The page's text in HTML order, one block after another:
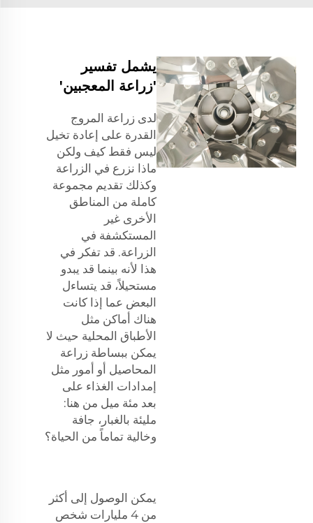
يشمل تفسير
'زراعة المعجبين'
لدى زراعة المروج
القدرة على إعادة تخيل
ليس فقط كيف ولكن
ماذا نزرع في الزراعة
وكذلك تقديم مجموعة
كاملة من المناطق
الأخرى غير
المستكشفة في
الزراعة. قد تفكر في
هذا لأنه بينما قد يبدو
مستحيلاً، قد يتساءل
البعض عما إذا كانت
هناك أماكن مثل
الأطباق المحلية حيث لا
يمكن ببساطة زراعة
المحاصيل أو أمور مثل
إمدادات الغذاء على
بعد مئة ميل من هنا:
مليئة بالغبار، جافة
وخالية تماماً من الحياة؟
يمكن الوصول إلى أكثر
من 4 مليارات شخص